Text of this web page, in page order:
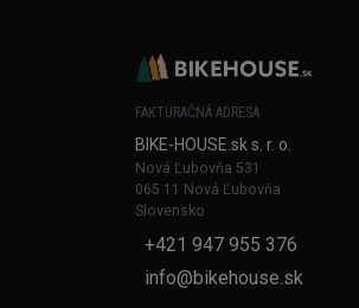
FAKTURAČNÁ ADRESA
BIKE-HOUSE.sk s. r. o.
Nová Ľubovňa 531
065 11 Nová Ľubovňa
Slovensko
+421 947 955 376
info@bikehouse.sk